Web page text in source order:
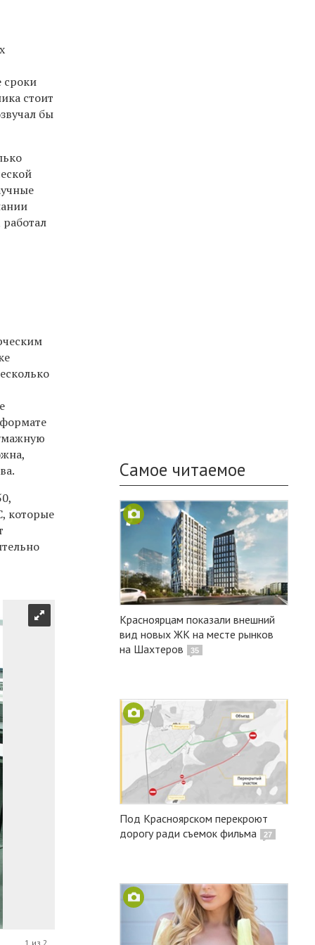
сроки
стоит
бы
которые
1 из 2
Самое читаемое
Красноярцам показали внешний
вид новых ЖК на месте рынков
на Шахтеров
35
Под Красноярском перекроют
дорогу ради съемок фильма
27